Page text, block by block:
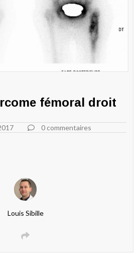
fémoral droit
0 commentaires
Louis Sibille